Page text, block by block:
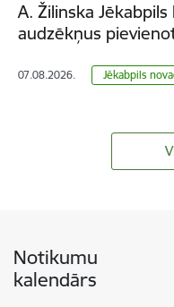
A. Žilinska
audzēkņus
07.08.2026. Jēkabpils
Notikumu
kalendārs